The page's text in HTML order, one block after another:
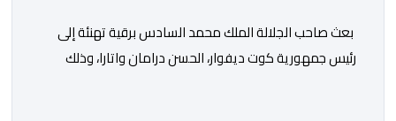
بعث صاحب الجلالة الملك محمد السادس برقية تهنئة إلى
رئيس جمهورية كوت ديفوار، الحسن درامان واتارا، وذلك